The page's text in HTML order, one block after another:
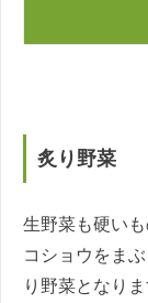
炙り野菜
生野菜も硬い
コショウをま
り野菜となりま